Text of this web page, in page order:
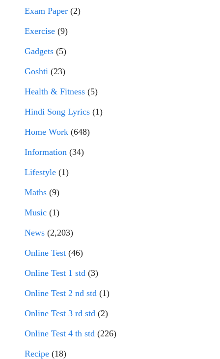
Exam Paper (2)
Exercise (9)
Gadgets (5)
Goshti (23)
Health & Fitness (5)
Hindi Song Lyrics (1)
Home Work (648)
Information (34)
Lifestyle (1)
Maths (9)
Music (1)
News (2,203)
Online Test (46)
Online Test 1 std (3)
Online Test 2 nd std (1)
Online Test 3 rd std (2)
Online Test 4 th std (226)
Recipe (18)